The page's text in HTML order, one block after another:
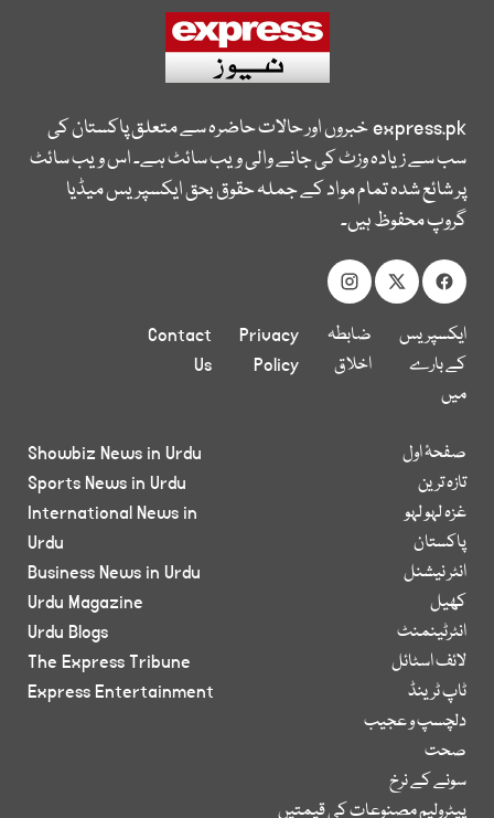
express.pkخبروں اور حالات حاضرہ سے متعلق پاکستان کی
سب سے زیادہ وزٹ کی جانے والی ویب سائٹ ہے۔ اس ویب سائٹ
پر شائع شدہ تمام مواد کے جملہ حقوق بحق ایکسپریس میڈیا
گروپ محفوظ ہیں۔
ایکسپریس
کے بارے
میں
ضابطہ
اخلاق
Privacy
Policy
Contact
Us
صفحۂ اول
تازہ ترین
غزہ لہو لہو
پاکستان
انٹر نیشنل
کھیل
انٹرٹینمنٹ
لائف اسٹائل
ٹاپ ٹرینڈ
دلچسپ و عجیب
صحت
سونے کے نرخ
پیٹرولیم مصنوعات کی قیمتیں
Showbiz News in Urdu
Sports News in Urdu
International News in
Urdu
Business News in Urdu
Urdu Magazine
Urdu Blogs
The Express Tribune
Express Entertainment